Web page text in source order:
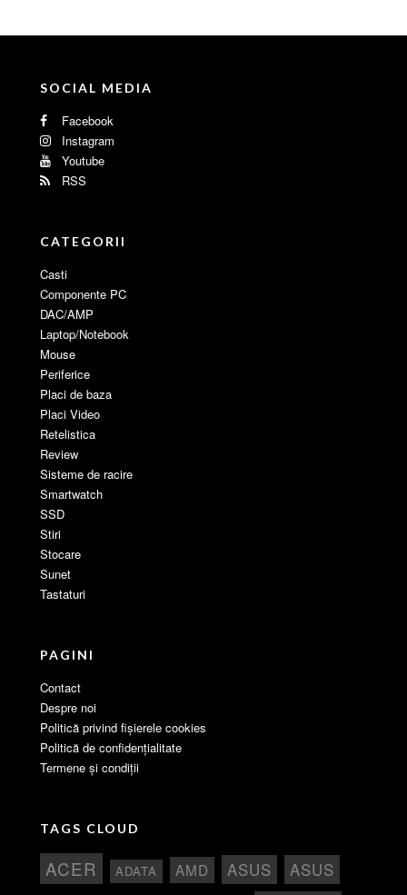
SOCIAL MEDIA
Facebook
Instagram
Youtube
RSS
CATEGORII
Casti
Componente PC
DAC/AMP
Laptop/Notebook
Mouse
Periferice
Placi de baza
Placi Video
Retelistica
Review
Sisteme de racire
Smartwatch
SSD
Stiri
Stocare
Sunet
Tastaturi
PAGINI
Contact
Despre noi
Politică privind fișierele cookies
Politică de confidențialitate
Termene și condiții
TAGS CLOUD
ACER ADATA AMD ASUS ASUS